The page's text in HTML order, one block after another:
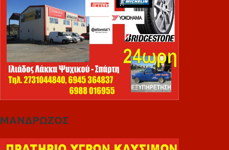
ΜΑΝΔΡΩΖΟΣ